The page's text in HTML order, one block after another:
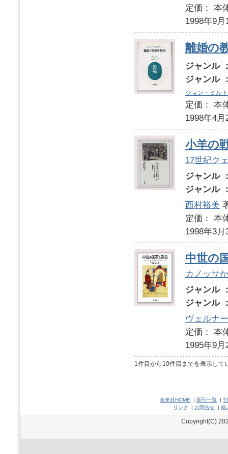
定価：
1998年9月
離婚の
ジャンル
ジャンル
ジョン・ミル
定価：
1998年4月
小羊の
17世紀ク
ジャンル
ジャンル
西村裕美
定価：
1998年3月
中世の
カノッサ
ジャンル
ジャンル
ヴェルナー
定価：
1995年9月
1件目から10件目までを表示して
未來社HOME | 新刊一覧 |
リンク
| お問合せ | 個
Copyright(C)